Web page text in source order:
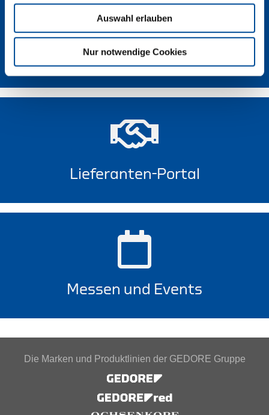
Auswahl erlauben
Nur notwendige Cookies
Händlersuche
Lieferanten-Portal
Messen und Events
Die Marken und Produktlinien der GEDORE Gruppe